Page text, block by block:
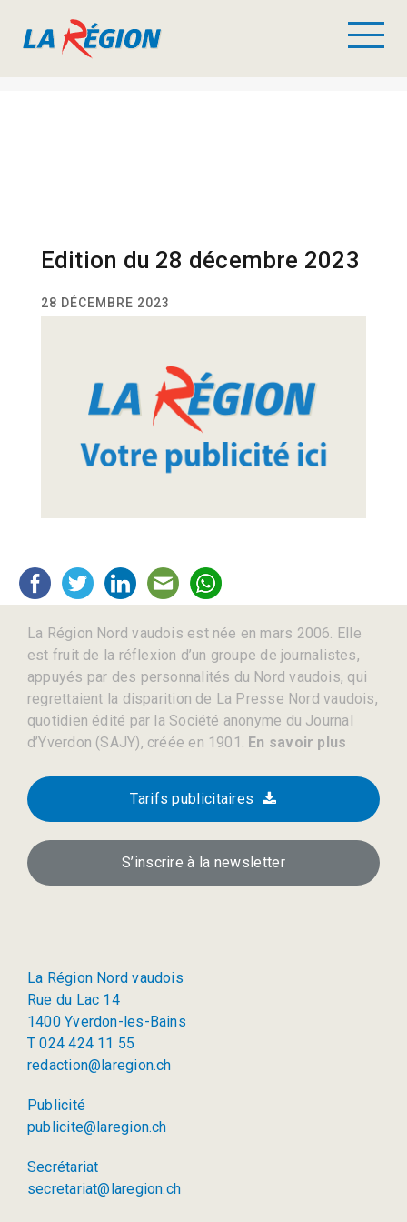
Edition du 28 décembre 2023
28 DÉCEMBRE 2023
La Région Nord vaudois est née en mars 2006. Elle
est fruit de la réflexion d’un groupe de journalistes,
appuyés par des personnalités du Nord vaudois, qui
regrettaient la disparition de La Presse Nord vaudois,
quotidien édité par la Société anonyme du Journal
d’Yverdon (SAJY), créée en 1901. En savoir plus
Tarifs publicitaires
S’inscrire à la newsletter
La Région Nord vaudois
Rue du Lac 14
1400 Yverdon-les-Bains
T 024 424 11 55
redaction@laregion.ch
Publicité
publicite@laregion.ch
Secrétariat
secretariat@laregion.ch